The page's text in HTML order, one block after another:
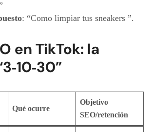
: “Como limpiar tus sneakers ”.
en TikTok: la
Qué ocurre
Objetivo
SEO/retención